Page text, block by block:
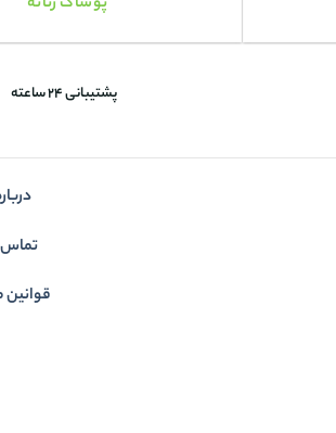
پشتیبانی 24 ساعته
تماس
قوانین